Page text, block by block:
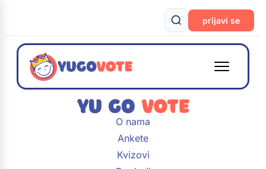
prijavi se
O nama
Ankete
Kvizovi